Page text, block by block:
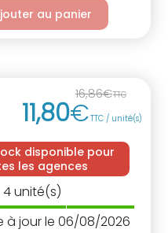
au panier
16,86€TTC
11,80€TTC / unité(s)
disponible pour
les agences
4unité(s)
à jour le 06/08/2026